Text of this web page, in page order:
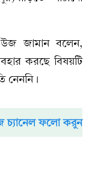
উজ জামান বলেন,
করছে বিষয়টি
নেননি।
চ্যানেল ফলো করুন